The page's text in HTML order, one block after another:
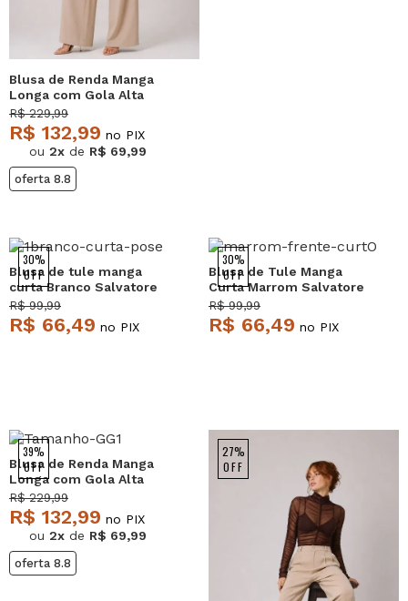
Blusa de Renda Manga
Longa com Gola Alta
Preto Salvatore
R$ 229,99
R$ 132,99 no PIX
ou 2x de R$ 69,99
oferta 8.8
30%
OFF
Blusa de tule manga
curta Branco Salvatore
R$ 99,99
R$ 66,49 no PIX
30%
OFF
Blusa de Tule Manga
Curta Marrom Salvatore
R$ 99,99
R$ 66,49 no PIX
39%
OFF
Blusa de Renda Manga
Longa com Gola Alta
Marrom Salvatore
R$ 229,99
R$ 132,99 no PIX
ou 2x de R$ 69,99
oferta 8.8
27%
OFF